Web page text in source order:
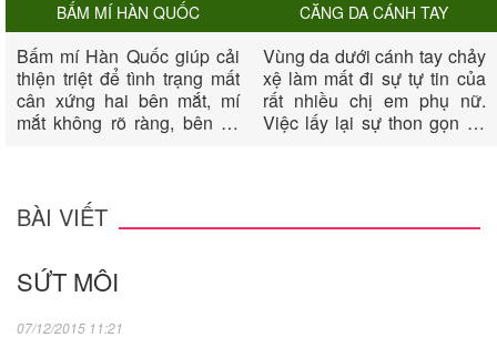
BẤM MÍ HÀN QUỐC
Bấm mí Hàn Quốc giúp cải
thiện triệt để tình trạng mất
cân xứng hai bên mắt, mí
mắt không rõ ràng, bên có
rũ và tươi trẻ.
CĂNG DA CÁNH TAY
Vùng da dưới cánh tay chảy
xệ làm mất đi sự tự tin của
rất nhiều chị em phụ nữ.
Việc lấy lại sự thon gọn và
thành công, thì biện pháp
BÀI VIẾT
SỨT MÔI
07/12/2015 11:21